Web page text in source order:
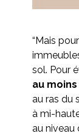
“Mais
sol. Pour
au
au ras du
à mi-
au